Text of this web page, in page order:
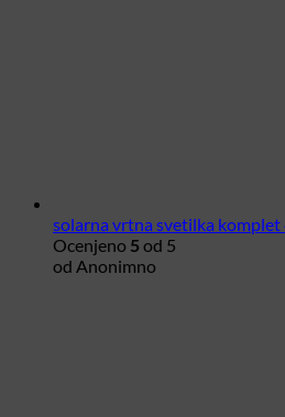
solarna vrtna svetilka komplet
Ocenjeno 5 od 5
od Anonimno